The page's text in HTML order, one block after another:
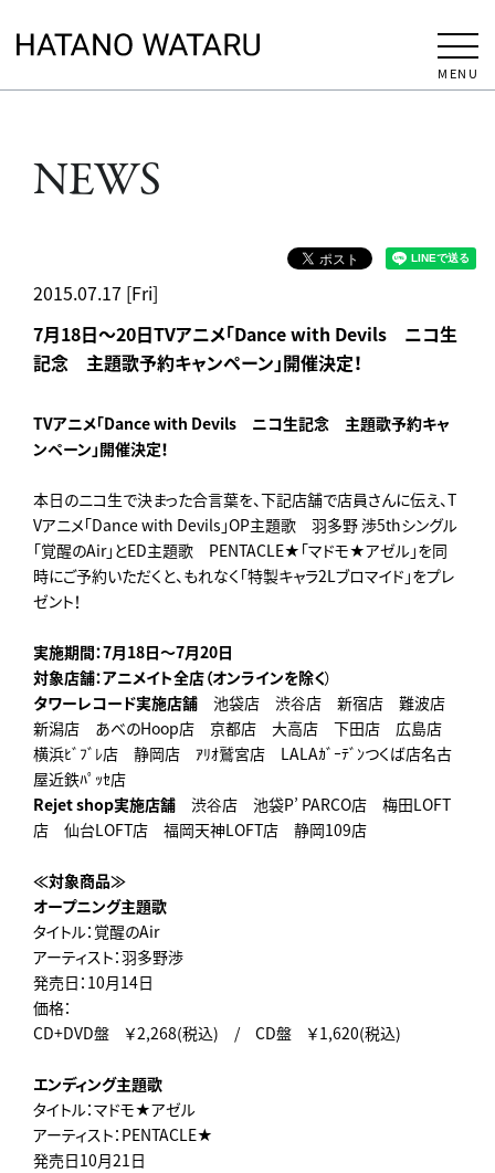
MENU
NEWS
2015.07.17 [Fri]
7月18日～20日TVアニメ「Dance with Devils ニコ生
記念 主題歌予約キャンペーン」開催決定！
TVアニメ「Dance with Devils ニコ生記念 主題歌予約キャ
ンペーン」開催決定！
本日のニコ生で決まった合言葉を、下記店舗で店員さんに伝え、T
Vアニメ「Dance with Devils」OP主題歌 羽多野 渉5thシングル
「覚醒のAir」とED主題歌 PENTACLE★「マドモ★アゼル」を同
時にご予約いただくと、もれなく「特製キャラ2Lブロマイド」をプレ
ゼント！
実施期間：7月18日～7月20日
対象店舗：アニメイト全店（オンラインを除く）
タワーレコード実施店舗 池袋店 渋谷店 新宿店 難波店
新潟店 あべのHoop店 京都店 大高店 下田店 広島店
横浜ﾋﾞﾌﾞﾚ店 静岡店 ｱﾘｵ鷲宮店 LALAｶﾞｰﾃﾞﾝつくば店名古
屋近鉄ﾊﾟｯｾ店
Rejet shop実施店舗 渋谷店 池袋P’ PARCO店 梅田LOFT
店 仙台LOFT店 福岡天神LOFT店 静岡109店
≪対象商品≫
オープニング主題歌
タイトル：覚醒のAir
アーティスト：羽多野渉
発売日：10月14日
価格：
CD+DVD盤 ￥2,268(税込) / CD盤 ￥1,620(税込)
エンディング主題歌
タイトル：マドモ★アゼル
アーティスト：PENTACLE★
発売日10月21日